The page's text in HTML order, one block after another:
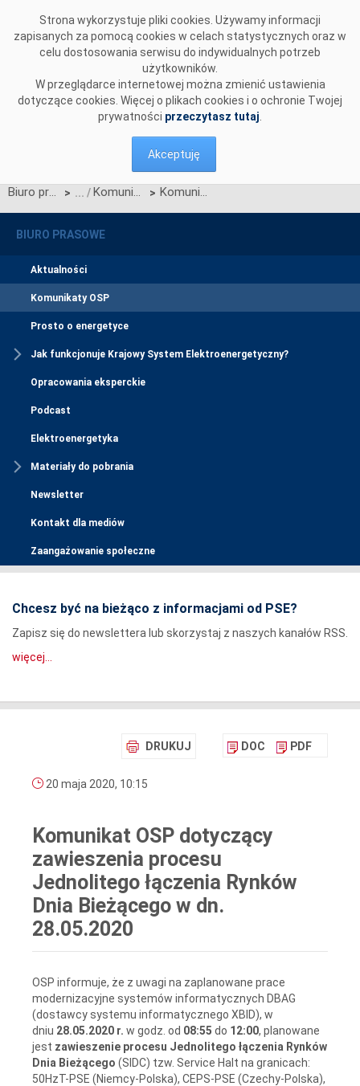
Strona wykorzystuje pliki cookies. Używamy informacji
zapisanych za pomocą cookies w celach statystycznych oraz w
celu dostosowania serwisu do indywidualnych potrzeb
użytkowników.
W przeglądarce internetowej można zmienić ustawienia
dotyczące cookies. Więcej o plikach cookies i o ochronie Twojej
prywatności przeczytasz tutaj
Akceptuję
Biuro prasowe > Komunikaty OSP > Komunikat OSP dotyczący zawieszenia procesu Jednolitego łączenia Rynków Dnia Bieżącego w dn. 28.05.2020
BIURO PRASOWE
Aktualności
Komunikaty OSP
Prosto o energetyce
Jak funkcjonuje Krajowy System Elektroenergetyczny?
Opracowania eksperckie
Podcast
Elektroenergetyka
Materiały do pobrania
Newsletter
Kontakt dla mediów
Zaangażowanie społeczne
Chcesz być na bieżąco z informacjami od PSE?
Zapisz się do newslettera lub skorzystaj z naszych kanałów RSS.
więcej...
DRUKUJ DOC PDF
20 maja 2020, 10:15
Komunikat OSP dotyczący
zawieszenia procesu
Jednolitego łączenia Rynków
Dnia Bieżącego w dn.
28.05.2020
OSP informuje, że z uwagi na zaplanowane prace
modernizacyjne systemów informatycznych DBAG
(dostawcy systemu informatycznego XBID), w
dniu 28.05.2020 r. w godz. od 08:55 do 12:00, planowane
jest zawieszenie procesu Jednolitego łączenia Rynków
Dnia Bieżącego (SIDC) tzw. Service Halt na granicach:
50HzT-PSE (Niemcy-Polska), CEPS-PSE (Czechy-Polska),